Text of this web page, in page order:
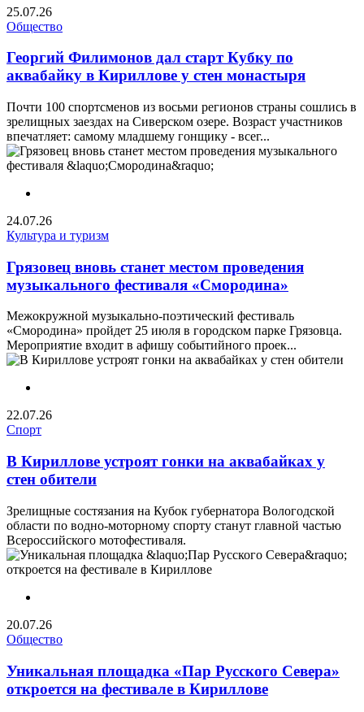
25.07.26
Общество
Георгий Филимонов дал старт Кубку по
аквабайку в Кириллове у стен монастыря
Почти 100 спортсменов из восьми регионов страны сошлись в
зрелищных заездах на Сиверском озере. Возраст участников
впечатляет: самому младшему гонщику - всег...
24.07.26
Культура и туризм
Грязовец вновь станет местом проведения
музыкального фестиваля «Смородина»
Межокружной музыкально-поэтический фестиваль
«Смородина» пройдет 25 июля в городском парке Грязовца.
Мероприятие входит в афишу событийного проек...
22.07.26
Спорт
В Кириллове устроят гонки на аквабайках у
стен обители
Зрелищные состязания на Кубок губернатора Вологодской
области по водно-моторному спорту станут главной частью
Всероссийского мотофестиваля.
20.07.26
Общество
Уникальная площадка «Пар Русского Севера»
откроется на фестивале в Кириллове